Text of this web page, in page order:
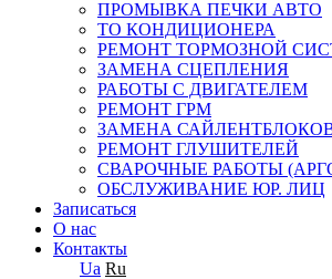
ПРОМЫВКА ПЕЧКИ АВТО
ТО КОНДИЦИОНЕРА
РЕМОНТ ТОРМОЗНОЙ
ЗАМЕНА СЦЕПЛЕНИЯ
РАБОТЫ С ДВИГАТЕЛЕМ
РЕМОНТ ГРМ
ЗАМЕНА
РЕМОНТ ГЛУШИТЕЛЕЙ
СВАРОЧНЫЕ РАБОТЫ
ОБСЛУЖИВАНИЕ ЮР. ЛИЦ
Записаться
О нас
Контакты
Ua Ru